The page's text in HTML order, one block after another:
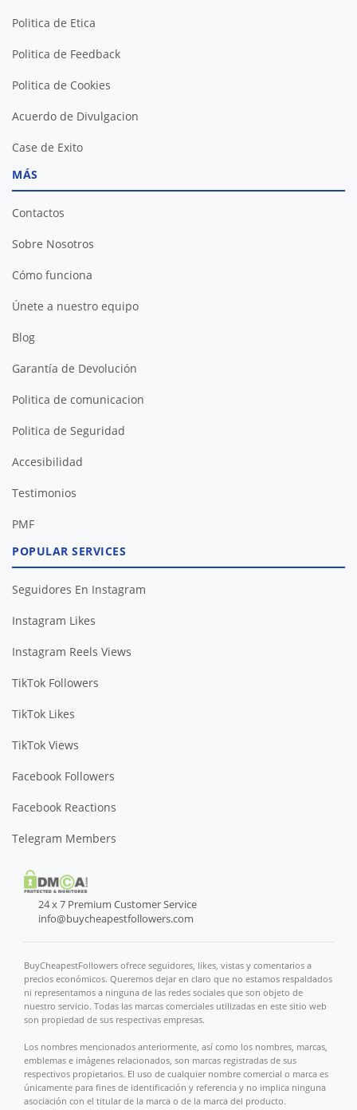
Politica de Etica
Politica de Feedback
Politica de Cookies
Acuerdo de Divulgacion
Case de Exito
MÁS
Contactos
Sobre Nosotros
Cómo funciona
Únete a nuestro equipo
Blog
Garantía de Devolución
Politica de comunicacion
Politica de Seguridad
Accesibilidad
Testimonios
PMF
POPULAR SERVICES
Seguidores En Instagram
Instagram Likes
Instagram Reels Views
TikTok Followers
TikTok Likes
TikTok Views
Facebook Followers
Facebook Reactions
Telegram Members
24 x 7 Premium Customer Service
info@buycheapestfollowers.com
BuyCheapestFollowers ofrece seguidores, likes, vistas y comentarios a
precios económicos. Queremos dejar en claro que no estamos respaldados
ni representamos a ninguna de las redes sociales que son objeto de
nuestro servicio. Todas las marcas comerciales utilizadas en este sitio web
son propiedad de sus respectivas empresas.
Los nombres mencionados anteriormente, así como los nombres, marcas,
emblemas e imágenes relacionados, son marcas registradas de sus
respectivos propietarios. El uso de cualquier nombre comercial o marca es
únicamente para fines de identificación y referencia y no implica ninguna
asociación con el titular de la marca o de la marca del producto.